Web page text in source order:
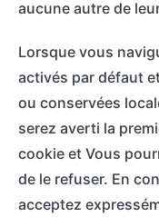
aucune autre de
Lorsque vous
activés par défaut
ou conservées
serez averti la
cookie et Vous
de le refuser. En
acceptez